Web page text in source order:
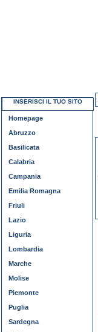
INSERISCI IL TUO SITO
Homepage
Abruzzo
Basilicata
Calabria
Campania
Emilia Romagna
Friuli
Lazio
Liguria
Lombardia
Marche
Molise
Piemonte
Puglia
Sardegna